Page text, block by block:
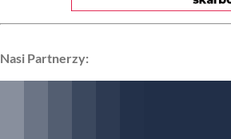
Nasi Partnerzy: